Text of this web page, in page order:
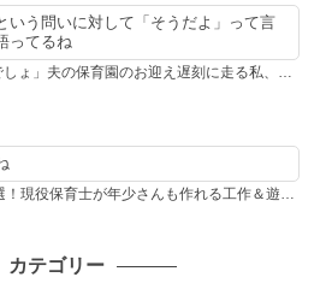
いう問いに対して「そうだよ」って言
ってるね
育園のお迎え遅刻に走る私、位置情報共有で逆転しました
保育士が年少さんも作れる工作＆遊び方を紹介
カテゴリー